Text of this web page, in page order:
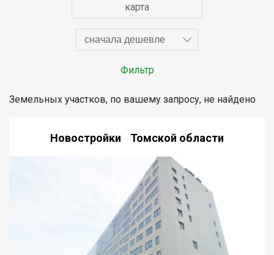
карта
сначала дешевле
Фильтр
Земельных участков, по вашему запросу, не найдено
Новостройки Томской области